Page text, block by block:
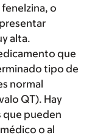
o
alta.
que
tipo de
normal
QT). Hay
que pueden
o al